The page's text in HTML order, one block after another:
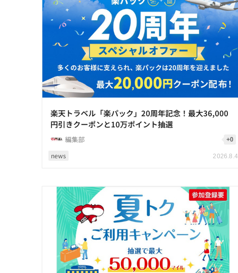
news 2026.8.4
楽天トラベル「楽パック」20周年記念！最大36,000
円引きクーポンと10万ポイント抽選
編集部 +0